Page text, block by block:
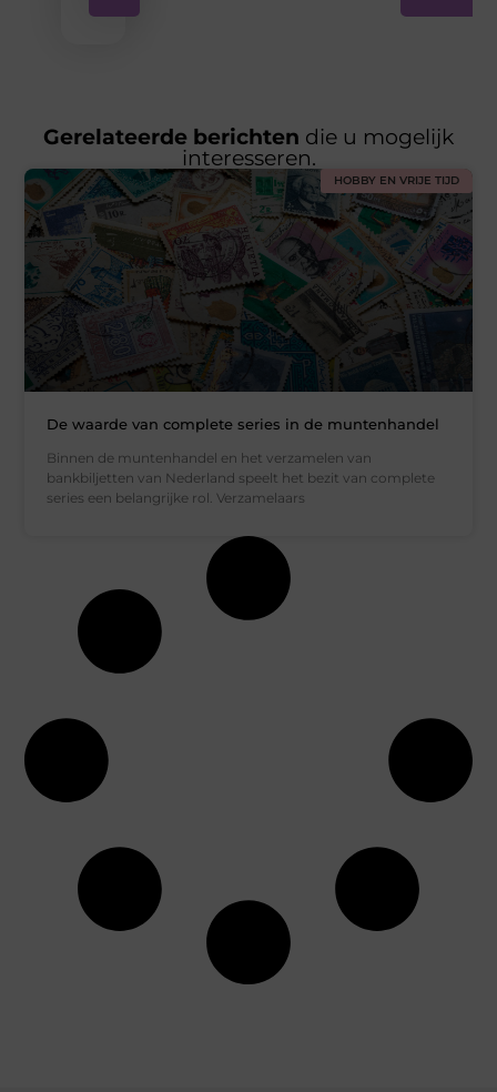
Gerelateerde berichten die u mogelijk
interesseren.
HOBBY EN VRIJE TIJD
De waarde van complete series in de muntenhandel
Binnen de muntenhandel en het verzamelen van
bankbiljetten van Nederland speelt het bezit van complete
series een belangrijke rol. Verzamelaars